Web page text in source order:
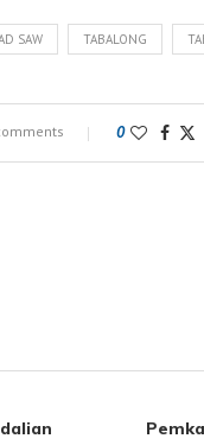
SAW TABALONG
0